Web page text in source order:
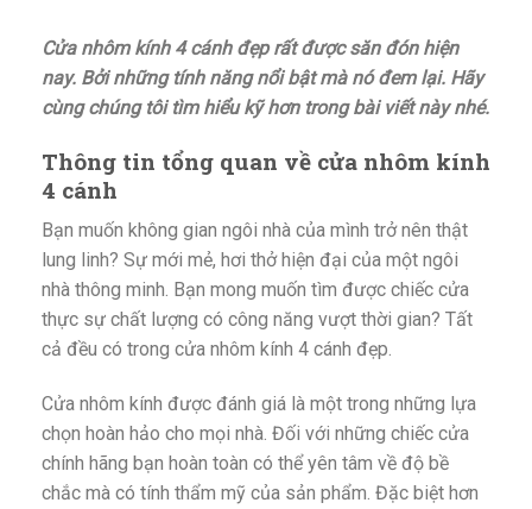
Cửa nhôm kính 4 cánh đẹp rất được săn đón hiện
nay. Bởi những tính năng nổi bật mà nó đem lại. Hãy
cùng chúng tôi tìm hiểu kỹ hơn trong bài viết này nhé.
Thông tin tổng quan về cửa nhôm kính
4 cánh
Bạn muốn không gian ngôi nhà của mình trở nên thật
lung linh? Sự mới mẻ, hơi thở hiện đại của một ngôi
nhà thông minh. Bạn mong muốn tìm được chiếc cửa
thực sự chất lượng có công năng vượt thời gian? Tất
cả đều có trong cửa nhôm kính 4 cánh đẹp.
Cửa nhôm kính được đánh giá là một trong những lựa
chọn hoàn hảo cho mọi nhà. Đối với những chiếc cửa
chính hãng bạn hoàn toàn có thể yên tâm về độ bề
chắc mà có tính thẩm mỹ của sản phẩm. Đặc biệt hơn